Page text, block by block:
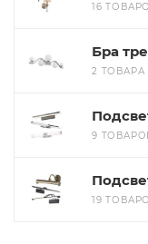
16
Бра
2 ТОВАРА
9
19